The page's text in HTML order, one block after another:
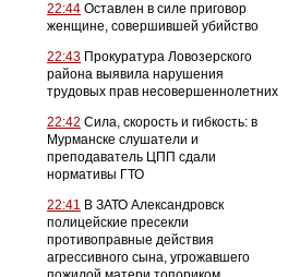
22:44 Оставлен в силе приговор
женщине, совершившей убийство
22:43 Прокуратура Ловозерского
района выявила нарушения
трудовых прав несовершеннолетних
22:42 Сила, скорость и гибкость: в
Мурманске слушатели и
преподаватель ЦПП сдали
нормативы ГТО
22:41 В ЗАТО Александровск
полицейские пресекли
противоправные действия
агрессивного сына, угрожавшего